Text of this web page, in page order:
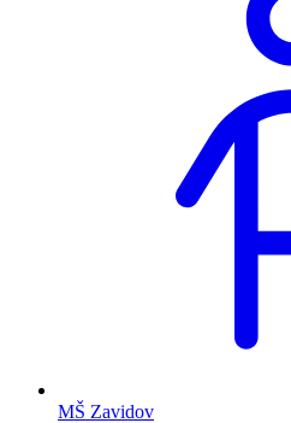
MŠ Zavidov